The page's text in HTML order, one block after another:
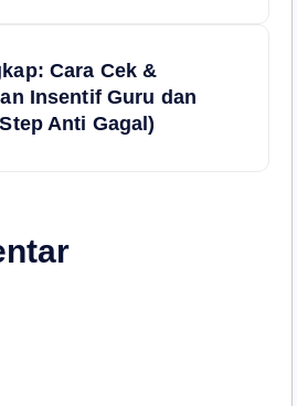
Cara Cek &
Insentif Guru dan
Anti Gagal)